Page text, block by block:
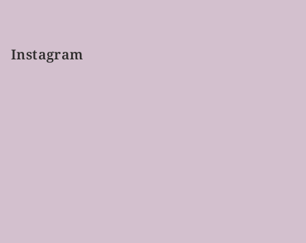
Instagram